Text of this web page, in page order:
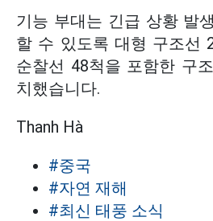
기능 부대는 긴급 상황 발
할 수 있도록 대형 구조선
순찰선 48척을 포함한 구
치했습니다.
Thanh Hà
#중국
#자연 재해
#최신 태풍 소식